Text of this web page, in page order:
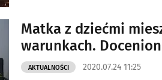
Matka z dziećmi
warunkach.
AKTUALNOŚCI 2020.07.24 11:25